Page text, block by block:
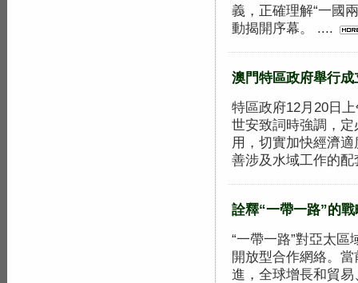
義，正確理解“一國
動揭開序幕。 ....
澳門特區政府舉行
特區政府12月20日
世安致詞時強調，
用，切實加快經濟
善涉及水域工作的
詮釋“一帶一路”的
“一帶一路”對亞太
開放型合作網絡。
進，全球增長和貿